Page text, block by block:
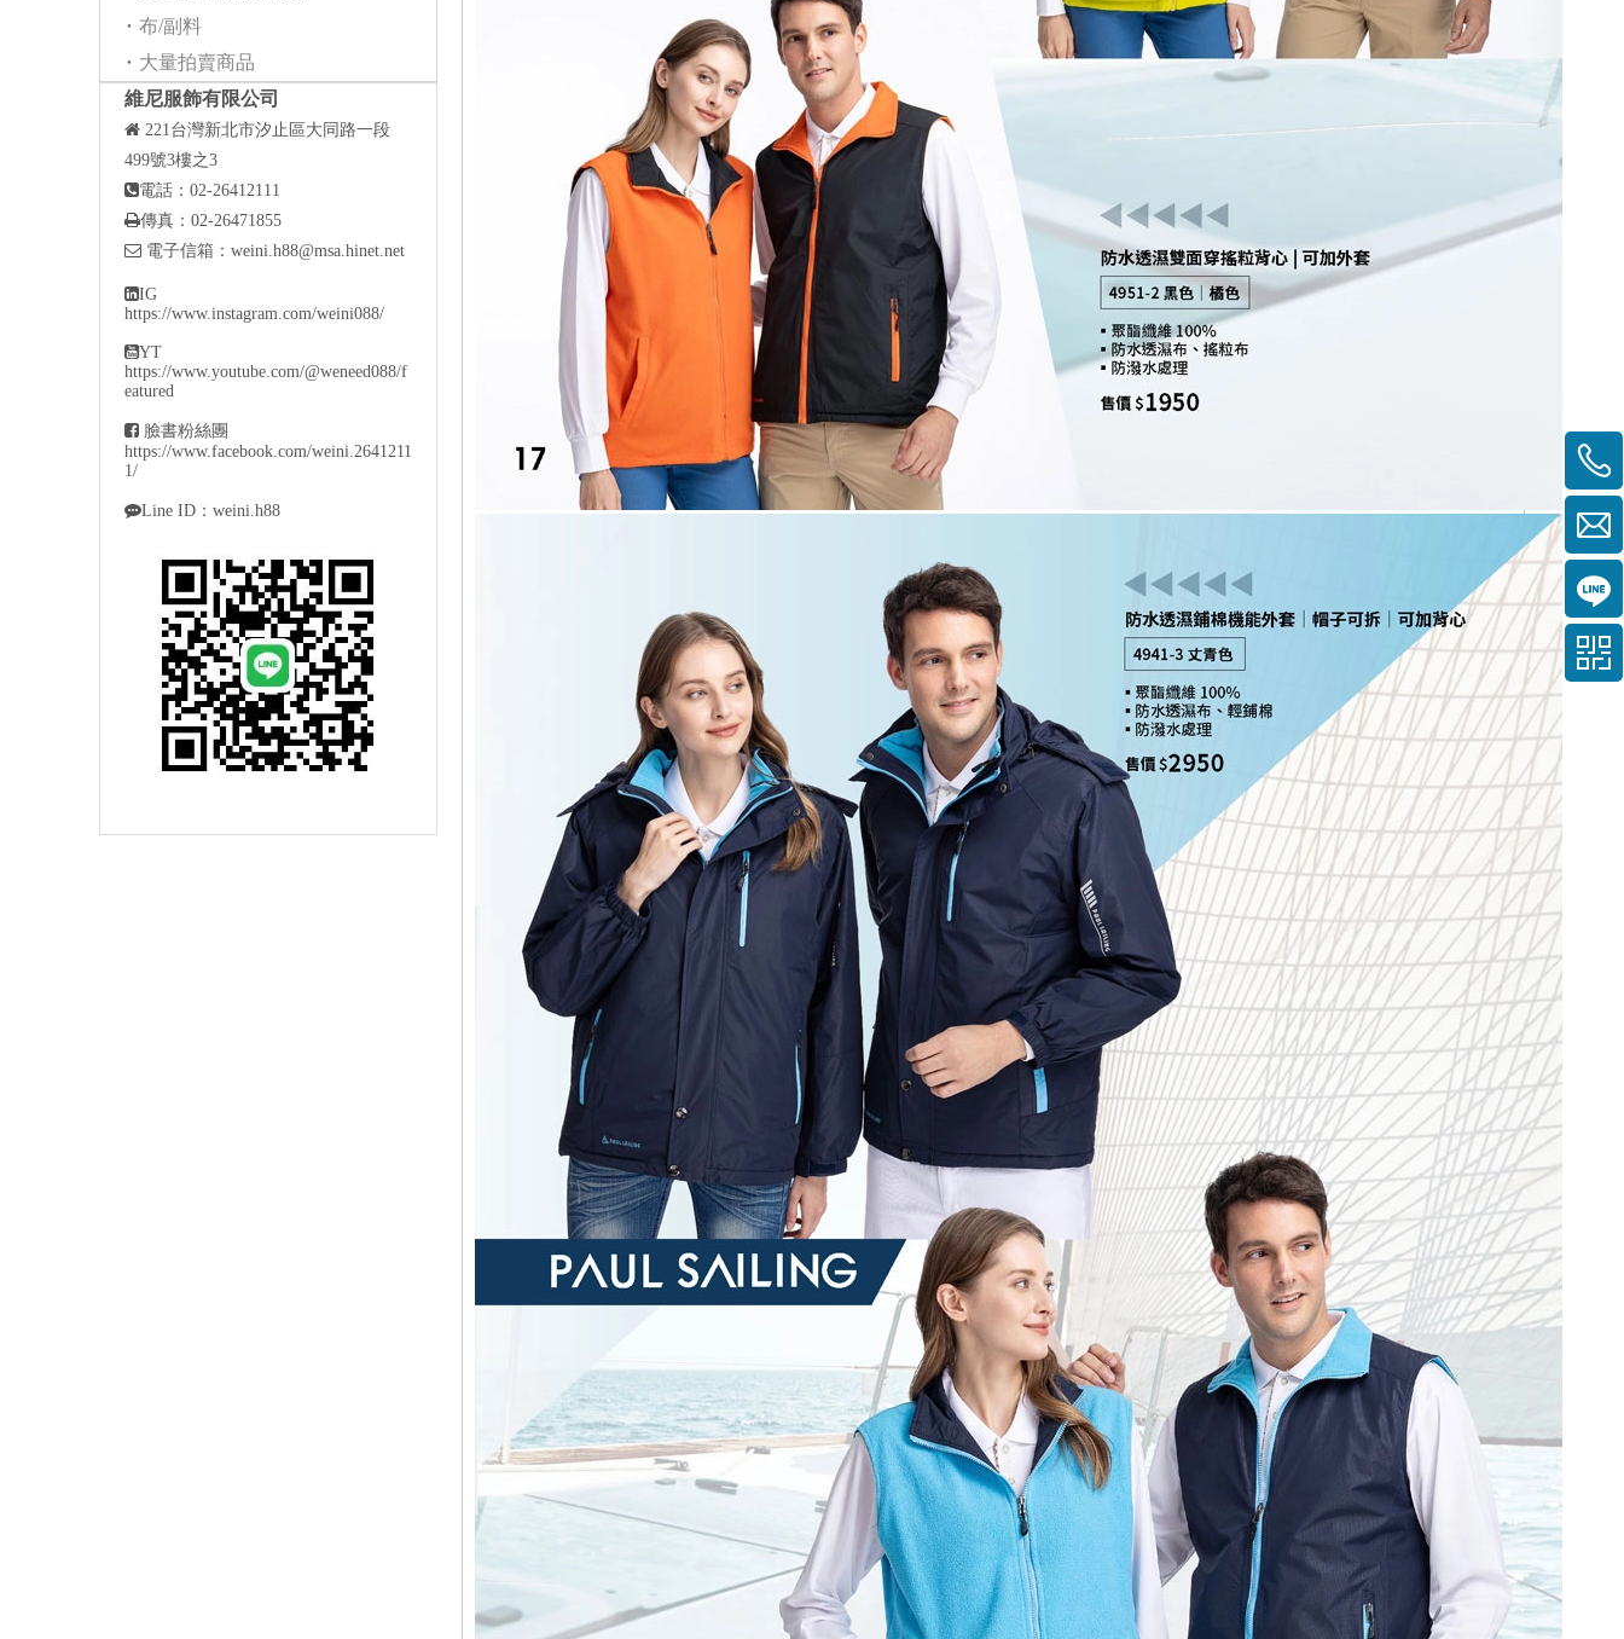
布/副料
大量拍賣商品
維尼服飾有限公司
 221台灣新北市汐止區大同路一段
499號3樓之3
電話：02-26412111
傳真：02-26471855
 電子信箱： weini.h88@msa.hinet.net
IG
https://www.instagram.com/weini088/
YT
https://www.youtube.com/@weneed088/f
eatured
 臉書粉絲團
https://www.facebook.com/weini.2641211
1/
Line ID：weini.h88